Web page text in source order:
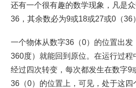
还有一个很有趣的数学现象，凡是
36，其余数必为9或18或27或0（36
一个物体从数字36（0）的位置出发
360度）就能回到原位。在运行过程
经过四次转变，每次都发生在数字9
36（0）的位置上，可见，处于这四